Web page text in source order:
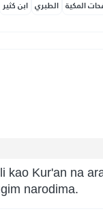
ابن كثير الطبري المكية
kao Kur'an na
narodima.